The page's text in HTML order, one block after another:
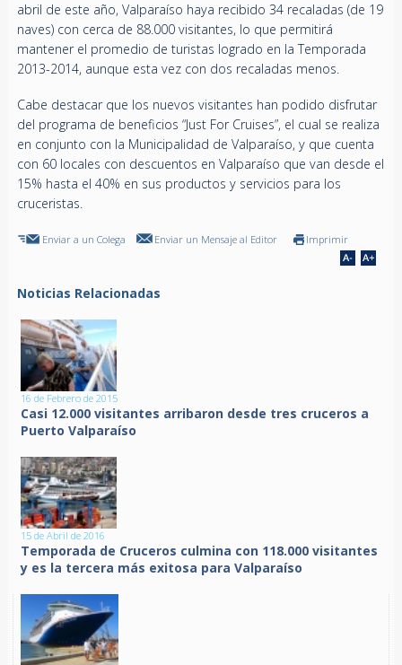
abril de este año, Valparaíso haya recibido 34 recaladas (de 19
naves) con cerca de 88.000 visitantes, lo que permitirá
mantener el promedio de turistas logrado en la Temporada
2013-2014, aunque esta vez con dos recaladas menos.
Cabe destacar que los nuevos visitantes han podido disfrutar
del programa de beneficios “Just For Cruises”, el cual se realiza
en conjunto con la Municipalidad de Valparaíso, y que cuenta
con 60 locales con descuentos en Valparaíso que van desde el
15% hasta el 40% en sus productos y servicios para los
cruceristas.
Enviar a un Colega Enviar un Mensaje al Editor Imprimir
Noticias Relacionadas
16 de Febrero de 2015
Casi 12.000 visitantes arribaron desde tres cruceros a
Puerto Valparaíso
15 de Abril de 2016
Temporada de Cruceros culmina con 118.000 visitantes
y es la tercera más exitosa para Valparaíso